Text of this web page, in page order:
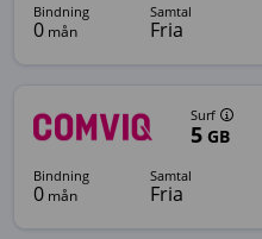
bindning
0 mån
samtal
Fria
Surf
5GB
bindning
0 mån
samtal
Fria